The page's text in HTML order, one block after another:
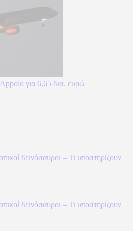
για 6,65 δισ. ευρώ
δεινόσαυροι – Τι υποστηρίζουν
δεινόσαυροι – Τι υποστηρίζουν